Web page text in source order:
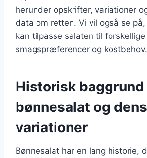
herunder opskrifter, variationer
data om retten. Vi vil også se
kan tilpasse salaten til forskellige
smagspræferencer og kostbehov.
Historisk
bønnesalat og dens
variationer
Bønnesalat har en lang historie,